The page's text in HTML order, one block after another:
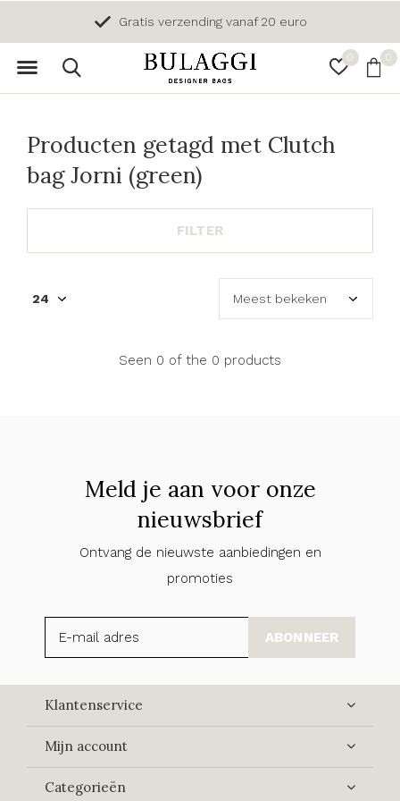
0 0
Gratis verzending vanaf 20 euro
Producten getagd met Clutch
bag Jorni (green)
FILTER
Seen 0 of the 0 products
Meld je aan voor onze
nieuwsbrief
Ontvang de nieuwste aanbiedingen en
promoties
ABONNEER
Klantenservice
Mijn account
Categorieën